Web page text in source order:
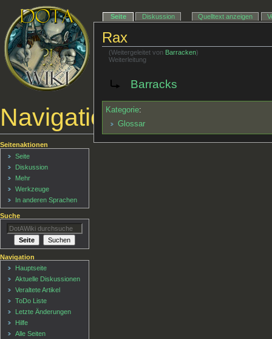
Rax
(Weitergeleitet von Barracken)
Weiterleitung
Barracks
Kategorie:
Glossar
Navigationsmenü
Seite Diskussion Quelltext anzeigen
Seitenaktionen
Seite
Diskussion
Mehr
Werkzeuge
In anderen Sprachen
Suche
Navigation
Hauptseite
Aktuelle Diskussionen
Veraltete Artikel
ToDo Liste
Letzte Änderungen
Hilfe
Alle Seiten